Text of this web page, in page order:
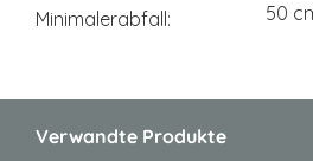
Minimalerabfall
50
Verwandte Produkte